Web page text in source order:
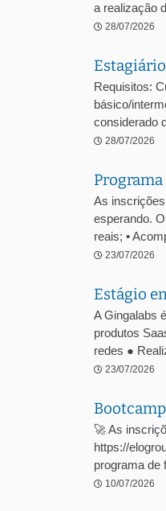
a realização
28/07/2026
Requisitos:
básico/
considerado
28/07/2026
As
esperando.
reais; •
23/07/2026
Estágio
A Gingalabs
produtos
redes ●
23/07/2026
🚀 As
https://
programa de
10/07/2026